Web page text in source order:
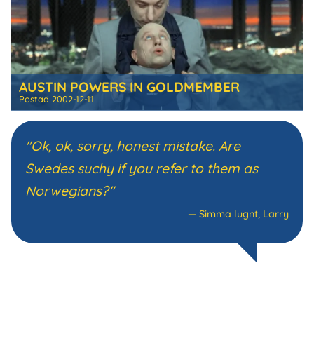
AUSTIN POWERS IN GOLDMEMBER
Postad 2002-12-11
"Ok, ok, sorry, honest mistake. Are
Swedes suchy if you refer to them as
Norwegians?"
— Simma lugnt, Larry